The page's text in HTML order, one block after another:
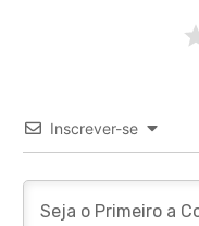
Inscrever-se